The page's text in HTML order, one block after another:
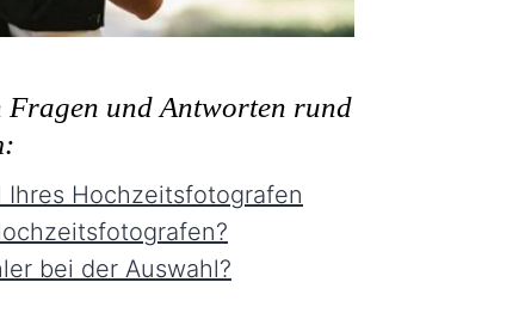
und Antworten rund
Hochzeitsfotografen
bei der Auswahl?